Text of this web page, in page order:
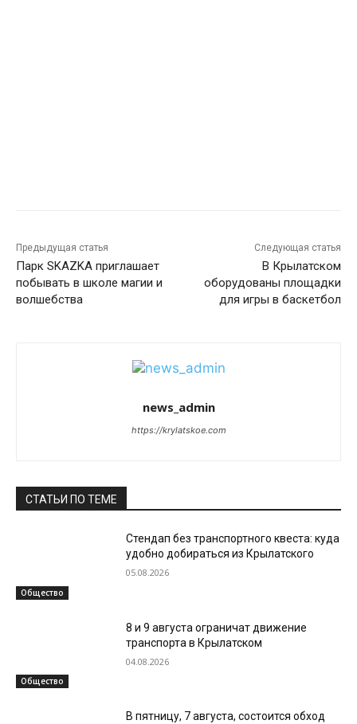
Предыдущая статья
Парк SKAZKA приглашает
побывать в школе магии и
волшебства
Следующая статья
В Крылатском
оборудованы площадки
для игры в баскетбол
news_admin
https://krylatskoe.com
СТАТЬИ ПО ТЕМЕ
Общество
Стендап без транспортного квеста: куда
удобно добираться из Крылатского
05.08.2026
Общество
8 и 9 августа ограничат движение
транспорта в Крылатском
04.08.2026
В пятницу, 7 августа, состоится обход